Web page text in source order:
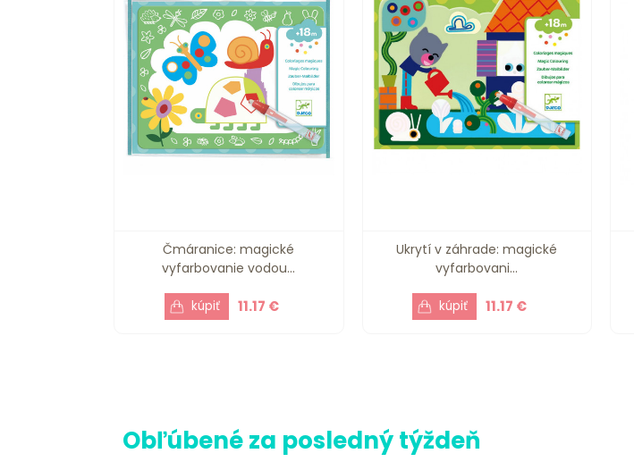
Čmáranice: magické
vyfarbovanie vodou...
11.17 €
Ukrytí v záhrade: magické
vyfarbovani...
11.17 €
Obľúbené za posledný týždeň